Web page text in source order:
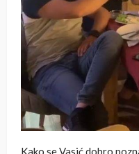
Kako se Vasić dobro